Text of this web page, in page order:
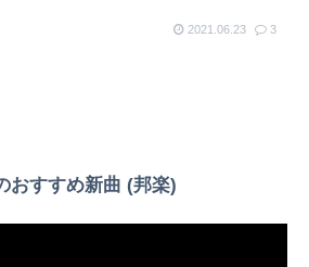
2021.06.23 3
おすすめ新曲 (邦楽)